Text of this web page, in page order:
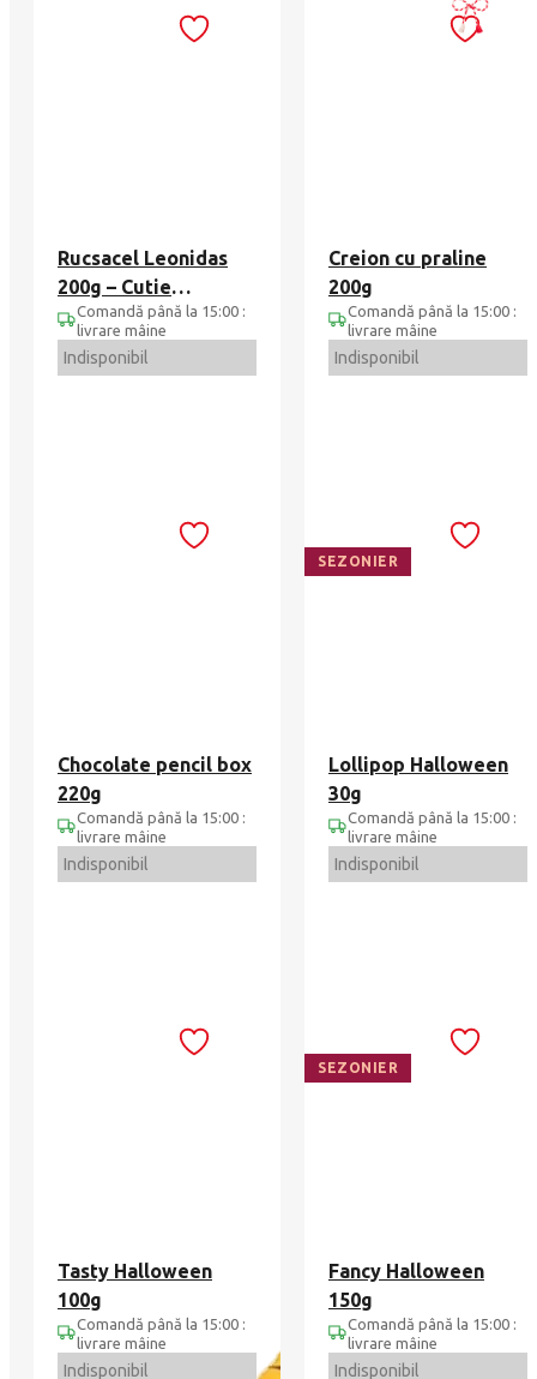
Rucsacel Leonidas
200g – Cutie
ciocolata Leonidas
Comandă până la 15:00 :
livrare mâine
Indisponibil
Creion cu praline
200g
Comandă până la 15:00 :
livrare mâine
Indisponibil
Chocolate pencil box
220g
Comandă până la 15:00 :
livrare mâine
Indisponibil
SEZONIER
Lollipop Halloween
30g
Comandă până la 15:00 :
livrare mâine
Indisponibil
Tasty Halloween
100g
Comandă până la 15:00 :
livrare mâine
Indisponibil
SEZONIER
Fancy Halloween
150g
Comandă până la 15:00 :
livrare mâine
Indisponibil